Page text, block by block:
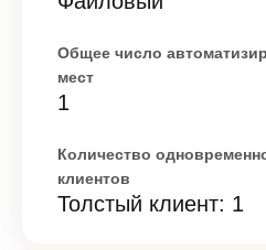
Общее число
мест
1
Количество
клиентов
Толстый клиент: 1